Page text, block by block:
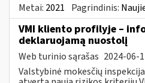
Metai: 2021 Pagrindinis:
VMI kliento profilyje –
deklaruojamą nuostolį
Web turinio sąrašas 2024-06-
Valstybinė mokesčių